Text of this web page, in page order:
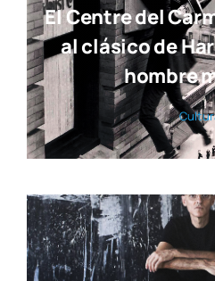
El Centre del
al clásico de
hombre